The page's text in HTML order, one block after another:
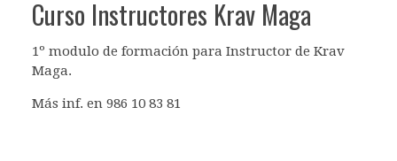
Curso Instructores Krav Maga
1º modulo de formación para Instructor de Krav
Maga.
Más inf. en 986 10 83 81